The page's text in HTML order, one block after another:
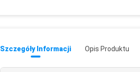
Szczegóły Informacji Opis Produktu